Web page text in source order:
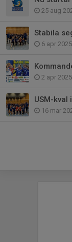
25 aug
Stabila
6 apr 2025
2 apr 2025
USM-kval
16 mar